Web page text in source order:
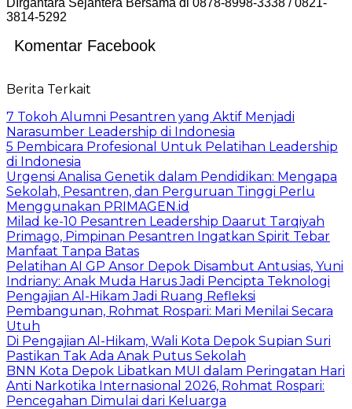
3814-5292
Komentar Facebook
Berita Terkait
7 Tokoh Alumni Pesantren yang Aktif Menjadi
Narasumber Leadership di Indonesia
5 Pembicara Profesional Untuk Pelatihan Leadership
di Indonesia
Urgensi Analisa Genetik dalam Pendidikan: Mengapa
Sekolah, Pesantren, dan Perguruan Tinggi Perlu
Menggunakan PRIMAGEN.id
Milad ke-10 Pesantren Leadership Daarut Tarqiyah
Primago, Pimpinan Pesantren Ingatkan Spirit Tebar
Manfaat Tanpa Batas
Pelatihan AI GP Ansor Depok Disambut Antusias, Yuni
Indriany: Anak Muda Harus Jadi Pencipta Teknologi
Pengajian Al-Hikam Jadi Ruang Refleksi
Pembangunan, Rohmat Rospari: Mari Menilai Secara
Utuh
Di Pengajian Al-Hikam, Wali Kota Depok Supian Suri
Pastikan Tak Ada Anak Putus Sekolah
BNN Kota Depok Libatkan MUI dalam Peringatan Hari
Anti Narkotika Internasional 2026, Rohmat Rospari:
Pencegahan Dimulai dari Keluarga